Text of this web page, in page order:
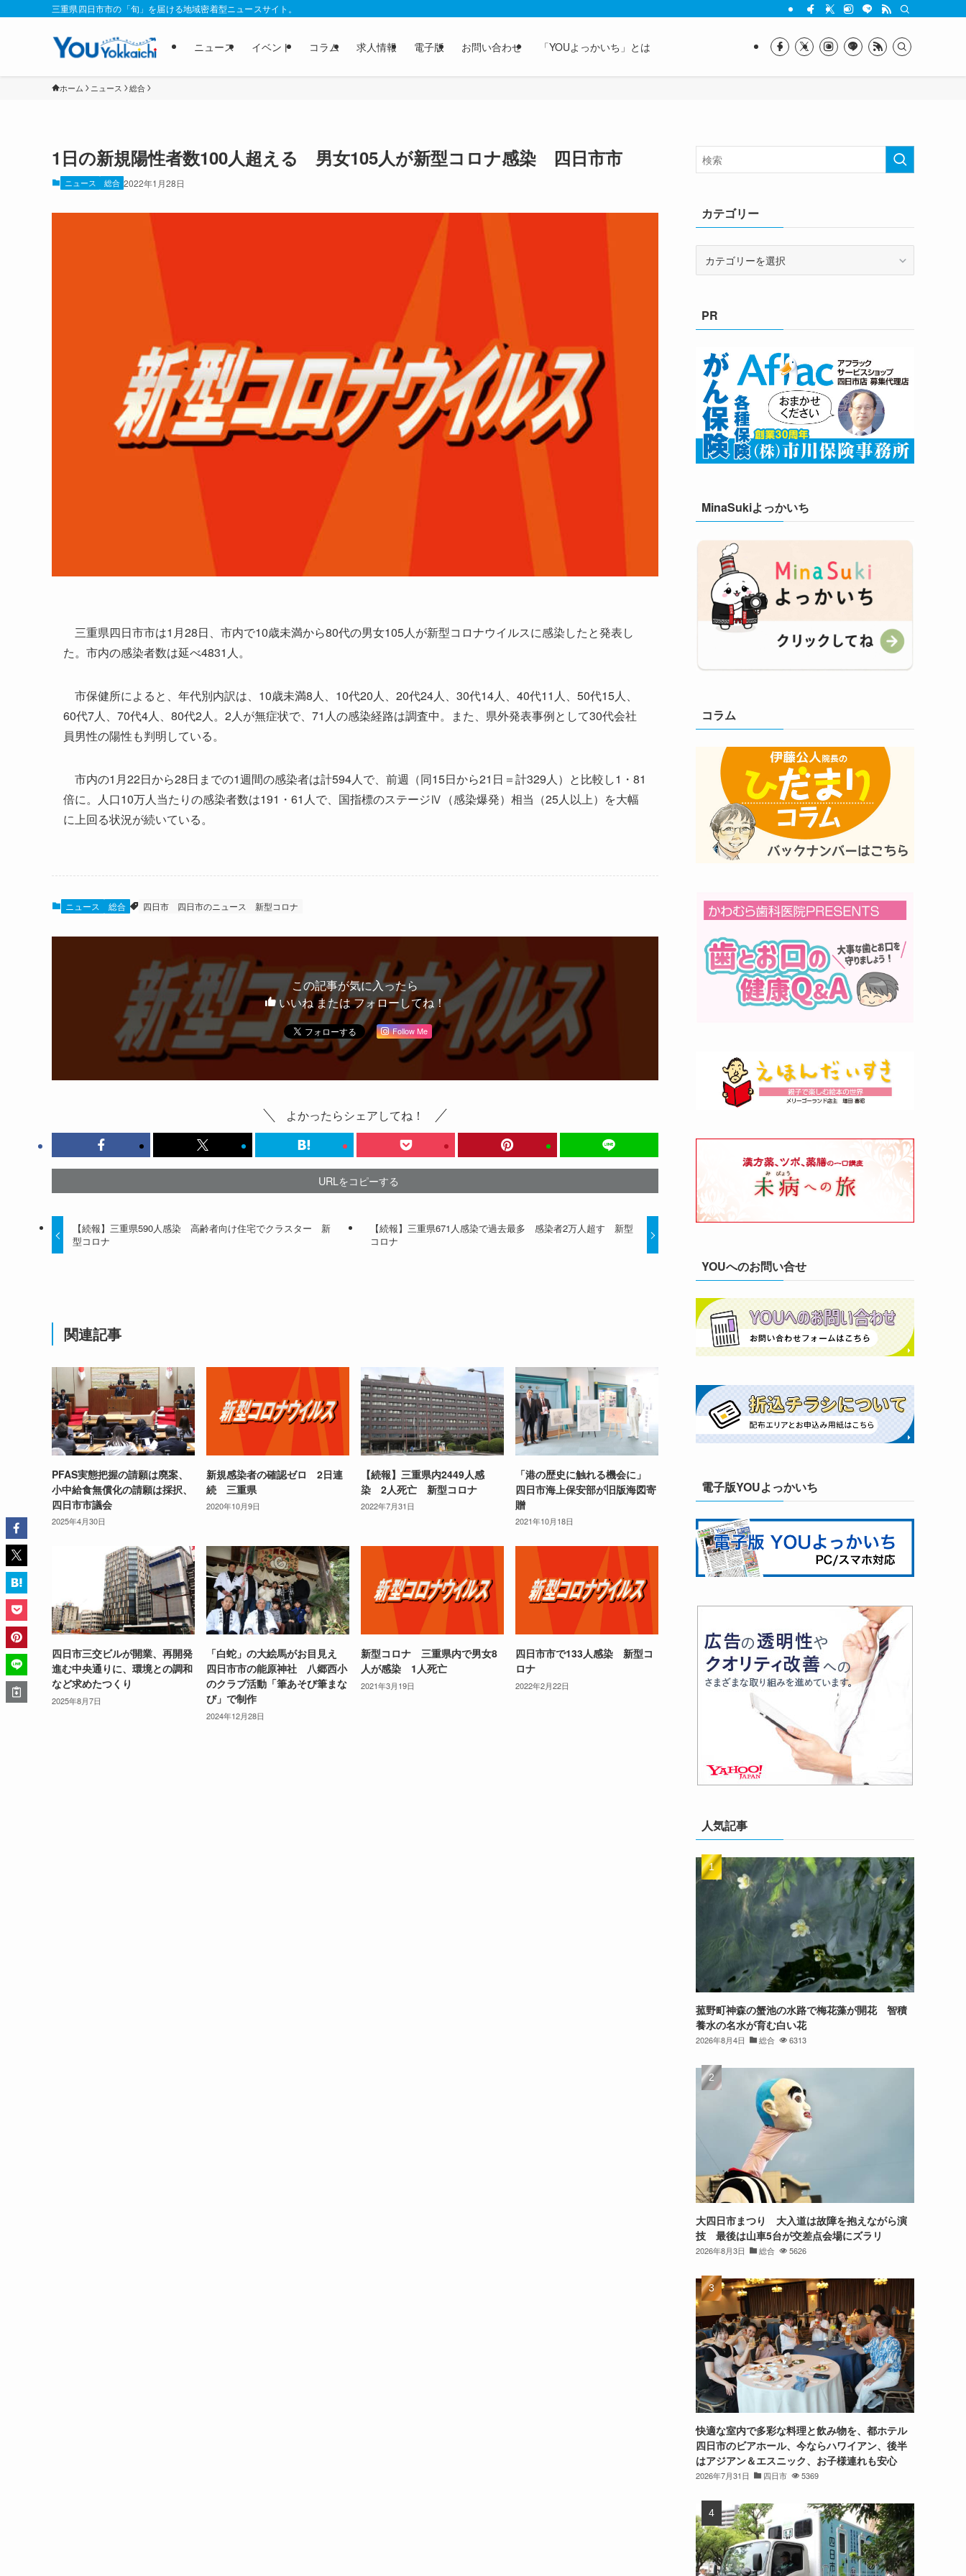
三重県四日市市の「旬」を届ける地域密着型ニュースサイト。
ニュース イベント コラム 求人情報 電子版 お問い合わせ 「YOUよっかいち」とは
ホーム ニュース 総合
1日の新規陽性者数100人超える 男女105人が新型コロナ感染 四日市市
ニュース 総合 2022年1月28日
三重県四日市市は1月28日、市内で10歳未満から80代の男女105人が新型コロナウイルスに感染したと発表し
た。市内の感染者数は延べ4831人。
市保健所によると、年代別内訳は、10歳未満8人、10代20人、20代24人、30代14人、40代11人、50代15人、
60代7人、70代4人、80代2人。2人が無症状で、71人の感染経路は調査中。また、県外発表事例として30代会社
員男性の陽性も判明している。
市内の1月22日から28日までの1週間の感染者は計594人で、前週（同15日から21日＝計329人）と比較し1・81
倍に。人口10万人当たりの感染者数は191・61人で、国指標のステージⅣ（感染爆発）相当（25人以上）を大幅
に上回る状況が続いている。
ニュース 総合 四日市 四日市のニュース 新型コロナ
この記事が気に入ったら
いいね または フォローしてね！
Follow Me
よかったらシェアしてね！
URLをコピーする
【続報】三重県590人感染 高齢者向け住宅でクラスター 新
型コロナ
【続報】三重県671人感染で過去最多 感染者2万人超す 新型
コロナ
関連記事
PFAS実態把握の請願は廃案、
小中給食無償化の請願は採択、
四日市市議会
2025年4月30日
新規感染者の確認ゼロ 2日連
続 三重県
2020年10月9日
【続報】三重県内2449人感
染 2人死亡 新型コロナ
2022年7月31日
「港の歴史に触れる機会に」
四日市海上保安部が旧版海図寄
贈
2021年10月18日
四日市三交ビルが開業、再開発
進む中央通りに、環境との調和
など求めたつくり
2025年8月7日
「白蛇」の大絵馬がお目見え
四日市市の能原神社 八郷西小
のクラブ活動「筆あそび筆まな
び」で制作
2024年12月28日
新型コロナ 三重県内で男女8
人が感染 1人死亡
2021年3月19日
四日市市で133人感染 新型コ
ロナ
2022年2月22日
カテゴリー
ーPR
MinaSukiよっかいち
コラム
YOUへのお問い合せ
電子版YOUよっかいち
人気記事
菰野町神森の蟹池の水路で梅花藻が開花 智積
養水の名水が育む白い花
2026年8月4日 総合 6313
大四日市まつり 大入道は故障を抱えながら演
技 最後は山車5台が交差点会場にズラリ
2026年8月3日 総合 5626
快適な室内で多彩な料理と飲み物を、都ホテル
四日市のビアホール、今ならハワイアン、後半
はアジアン＆エスニック、お子様連れも安心
2026年7月31日 四日市 5369